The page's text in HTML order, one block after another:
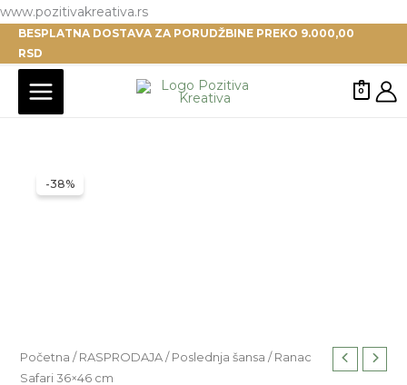
www.pozitivakreativa.rsPređi
na
BESPLATNA DOSTAVA ZA PORUDŽBINE PREKO 9.000,00
RSD
0
-38%
Početna / RASPRODAJA/ Poslednja šansa / Ranac
Safari 36×46 cm
Originalna Trenutna
Ranac
Safari